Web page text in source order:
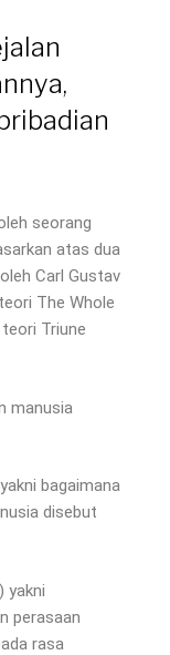
seorang
atas dua
Carl Gustav
The Whole
Triune
manusia
bagaimana
disebut
yakni
perasaan
rasa